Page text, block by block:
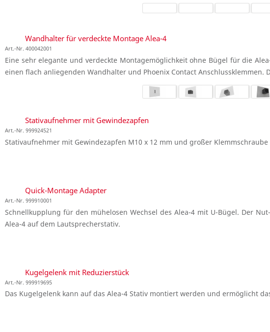
Wandhalter für verdeckte Montage Alea-4
Art.-Nr. 400042001
Eine sehr elegante und verdeckte Montagemöglichkeit ohne Bügel für die
einen flach anliegenden Wandhalter und Phoenix Contact Anschlussklemmen.
Stativaufnehmer mit Gewindezapfen
Art.-Nr. 999924521
Stativaufnehmer mit Gewindezapfen M10 x 12 mm und großer
Quick-Montage Adapter
Art.-Nr. 999910001
Schnellkupplung für den mühelosen Wechsel des Alea-4 mit U-Bügel. Der
Alea-4 auf dem Lautsprecherstativ.
Kugelgelenk mit Reduzierstück
Art.-Nr. 999919695
Das Kugelgelenk kann auf das Alea-4 Stativ montiert werden und ermöglicht